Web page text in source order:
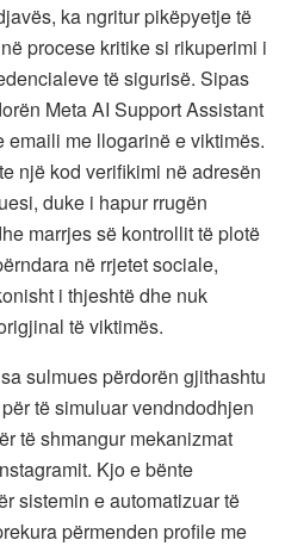
ka ngritur pikëpyetje të
procese kritike si rikuperimi i
të sigurisë. Sipas
Meta AI Support Assistant
emaili me llogarinë e viktimës.
një kod verifikimi në adresën
duke i hapur rrugën
marrjes së kontrollit të plotë
në rrjetet sociale,
i thjeshtë dhe nuk
të viktimës.
sulmues përdorën gjithashtu
të simuluar vendndodhjen
të shmangur mekanizmat
Kjo e bënte
sistemin e automatizuar të
përmenden profile me